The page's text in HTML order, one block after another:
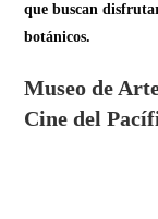
que buscan
botánicos.
Museo de
Cine del